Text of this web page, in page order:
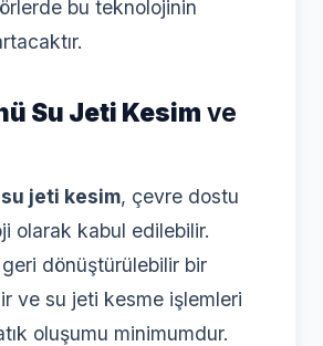
bu teknolojinin
Su Jeti Kesim ve
jeti kesim, çevre dostu
olarak kabul edilebilir.
dönüştürülebilir bir
ve su jeti kesme işlemleri
oluşumu minimumdur.